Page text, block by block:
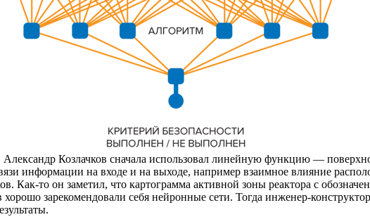
Александр Козлачков сначала использовал линейную функцию —
информации на входе и на выходе, например взаимное влияние
Как-то он заметил, что картограмма активной зоны реактора с
хорошо зарекомендовали себя нейронные сети. Тогда инженер-